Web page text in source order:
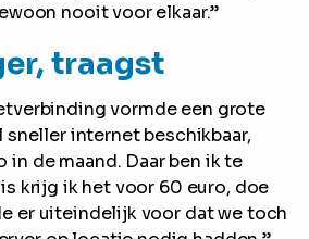
nooit voor elkaar.”
traagst
vormde een grote
sneller internet beschikbaar,
in de maand. Daar ben ik te
krijg ik het voor 60 euro, doe
er uiteindelijk voor dat we toch